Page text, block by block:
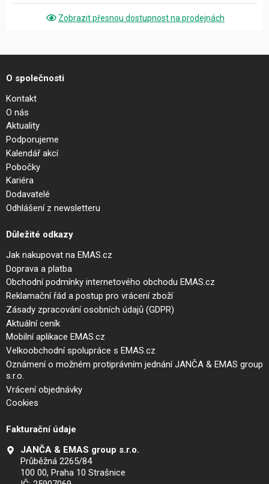
Zobrazit přesnou dostupnost na prodejnách
O společnosti
Kontakt
O nás
Aktuality
Podporujeme
Kalendář akcí
Pobočky
Kariéra
Dodavatelé
Odhlášení z newsletteru
Důležité odkazy
Jak nakupovat na EMAS.cz
Doprava a platba
Obchodní podmínky internetového obchodu EMAS.cz
Reklamační řád a postup pro vrácení zboží
Zásady zpracování osobních údajů (GDPR)
Aktuální ceník
Mobilní aplikace EMAS.cz
Velkoobchodní spolupráce s EMAS.cz
Oznámení o možném protiprávním jednání JANČA & EMAS group
s.r.o.
Vrácení objednávky
Cookies
Fakturační údaje
JANČA & EMAS group s.r.o.
Průběžná 2265/84
100 00, Praha 10 Strašnice